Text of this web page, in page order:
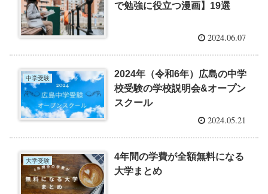
で勉強に役立つ漫画】19選
2024.06.07
中学受験
2024年（令和6年）広島の中学
校受験の学校説明会&オープン
スクール
2024.05.21
大学受験
4年間の学費が全額無料になる
大学まとめ